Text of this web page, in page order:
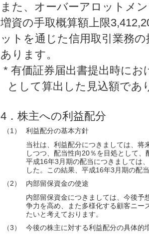
また、オーバーアロットメ
増資の手取概算額上限
ットを通じた信用取引業務
あります。
* 有価証券届出書提出時にお
として算出した見込額であ
4．株主への利益配分
（1）
利益配分の基本方針
当社は、利益配分につきましては、将
しつつ、配当性向20％を目処として
平成16年3月期の配当につきましては
した。この結果、平成16年3月期の配
（2）
内部留保資金の使途
内部留保資金につきましては、今後予
争力を高め、また多様化する顧客ニー
たいと考えております。
（3）
今後の株主に対する利益配分の具体的